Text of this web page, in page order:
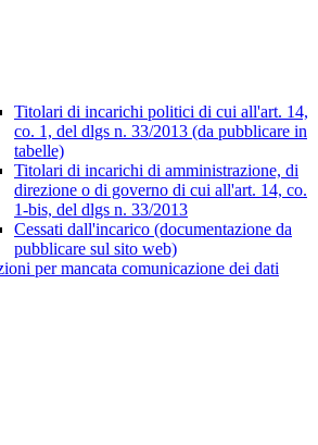
Titolari di incarichi politici di cui all'art. 14,
co. 1, del dlgs n. 33/2013 (da pubblicare in
tabelle)
Titolari di incarichi di amministrazione, di
direzione o di governo di cui all'art. 14, co.
1-bis, del dlgs n. 33/2013
Cessati dall'incarico (documentazione da
pubblicare sul sito web)
per mancata comunicazione dei dati